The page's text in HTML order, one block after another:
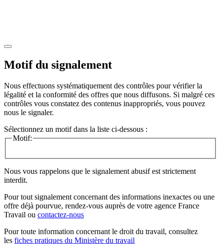
Motif du signalement
Nous effectuons systématiquement des contrôles pour vérifier la
légalité et la conformité des offres que nous diffusons. Si malgré ces
contrôles vous constatez des contenus inappropriés, vous pouvez
nous le signaler.
Sélectionnez un motif dans la liste ci-dessous :
Motif:
Nous vous rappelons que le signalement abusif est strictement
interdit.
Pour tout signalement concernant des informations inexactes ou une
offre déjà pourvue, rendez-vous auprès de votre agence France
Travail ou contactez-nous
Pour toute information concernant le droit du travail, consultez
les fiches pratiques du Ministère du travail